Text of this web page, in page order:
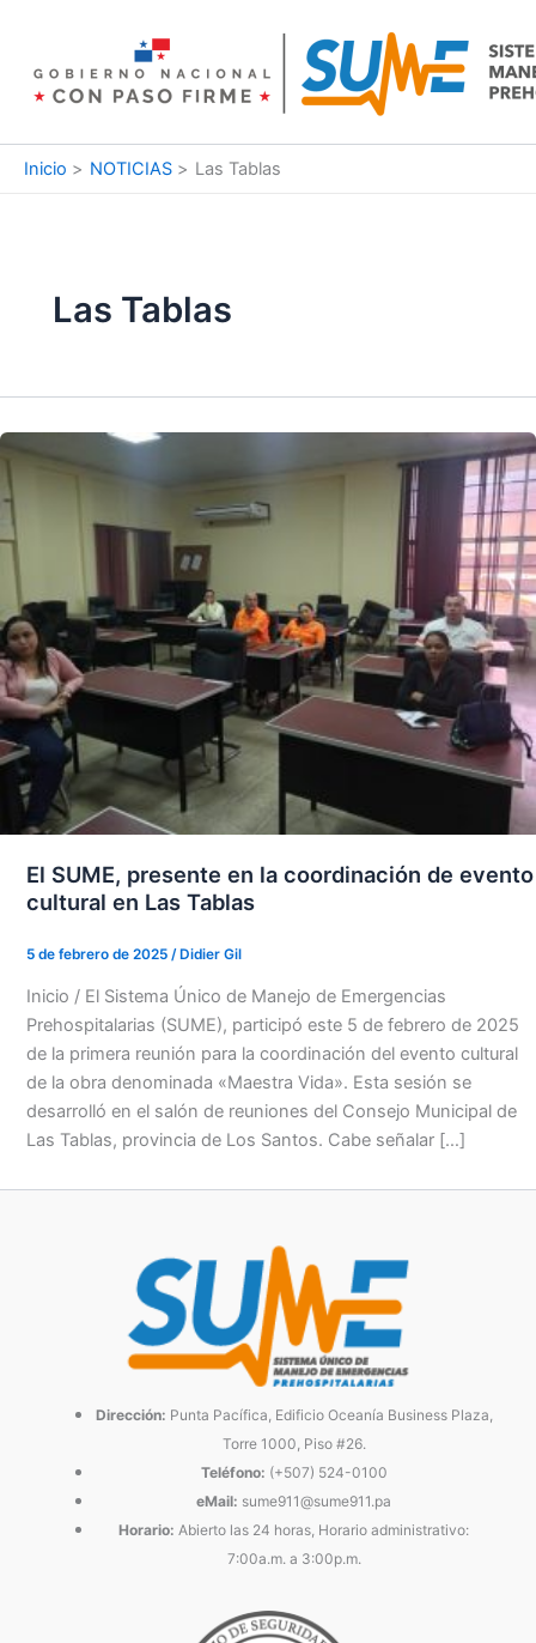
contenido
Inicio NOTICIAS Las Tablas
Las Tablas
El SUME, presente en la coordinación de evento
cultural en Las Tablas
5 de febrero de 2025 /Didier Gil
Inicio / El Sistema Único de Manejo de Emergencias
Prehospitalarias (SUME), participó este 5 de febrero de 2025
de la primera reunión para la coordinación del evento cultural
de la obra denominada «Maestra Vida». Esta sesión se
desarrolló en el salón de reuniones del Consejo Municipal de
Las Tablas, provincia de Los Santos. Cabe señalar […]
Dirección: Punta Pacífica, Edificio Oceanía Business Plaza,
Torre 1000, Piso #26.
Teléfono: (+507) 524-0100
eMail: sume911@sume911.pa
Horario: Abierto las 24 horas, Horario administrativo:
7:00a.m. a 3:00p.m.